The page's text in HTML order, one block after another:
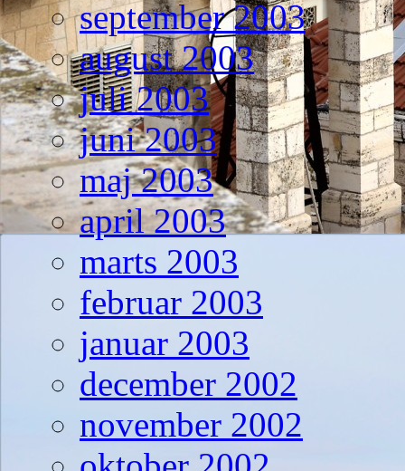
september 2003
august 2003
juli 2003
juni 2003
maj 2003
april 2003
marts 2003
februar 2003
januar 2003
december 2002
november 2002